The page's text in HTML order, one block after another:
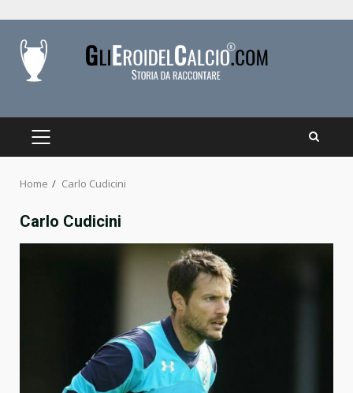
content
PRIMARY
Home Carlo Cudicini
Carlo Cudicini